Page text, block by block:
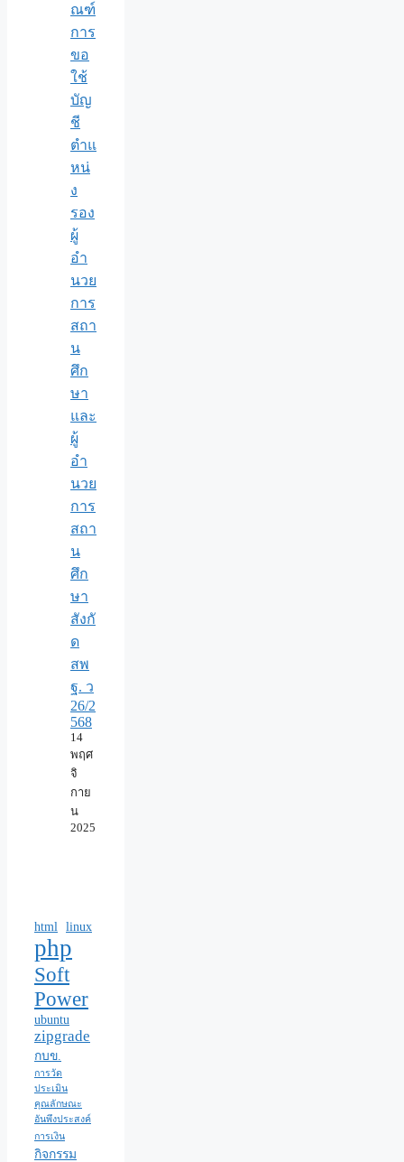
ณฑ์
การ
ขอ
ใช้
บัญ
ชี
ตำแ
หน่
ง
รอง
ผู้
อำ
นวย
การ
สถา
น
ศึก
ษา
และ
ผู้
อำ
นวย
การ
สถา
น
ศึก
ษา
สังกั
ด
สพ
ฐ. ว
26/2
568
14
พฤศ
จิ
กาย
น
2025
html linux
php
Soft
Power
ubuntu
zipgrade
กบข.
การวัด
ประเมิน
คุณลักษณะ
อันพึงประสงค์
การเงิน
กิจกรรม